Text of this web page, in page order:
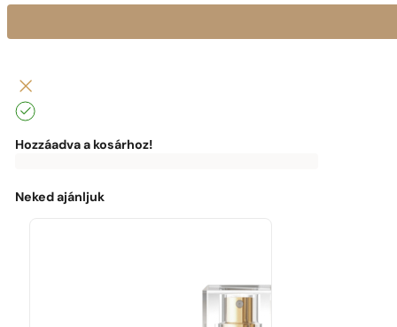
Hozzáadva a kosárhoz!
kiszállításhoz
a
ingyenes
kiszállítást!
Neked ajánljuk